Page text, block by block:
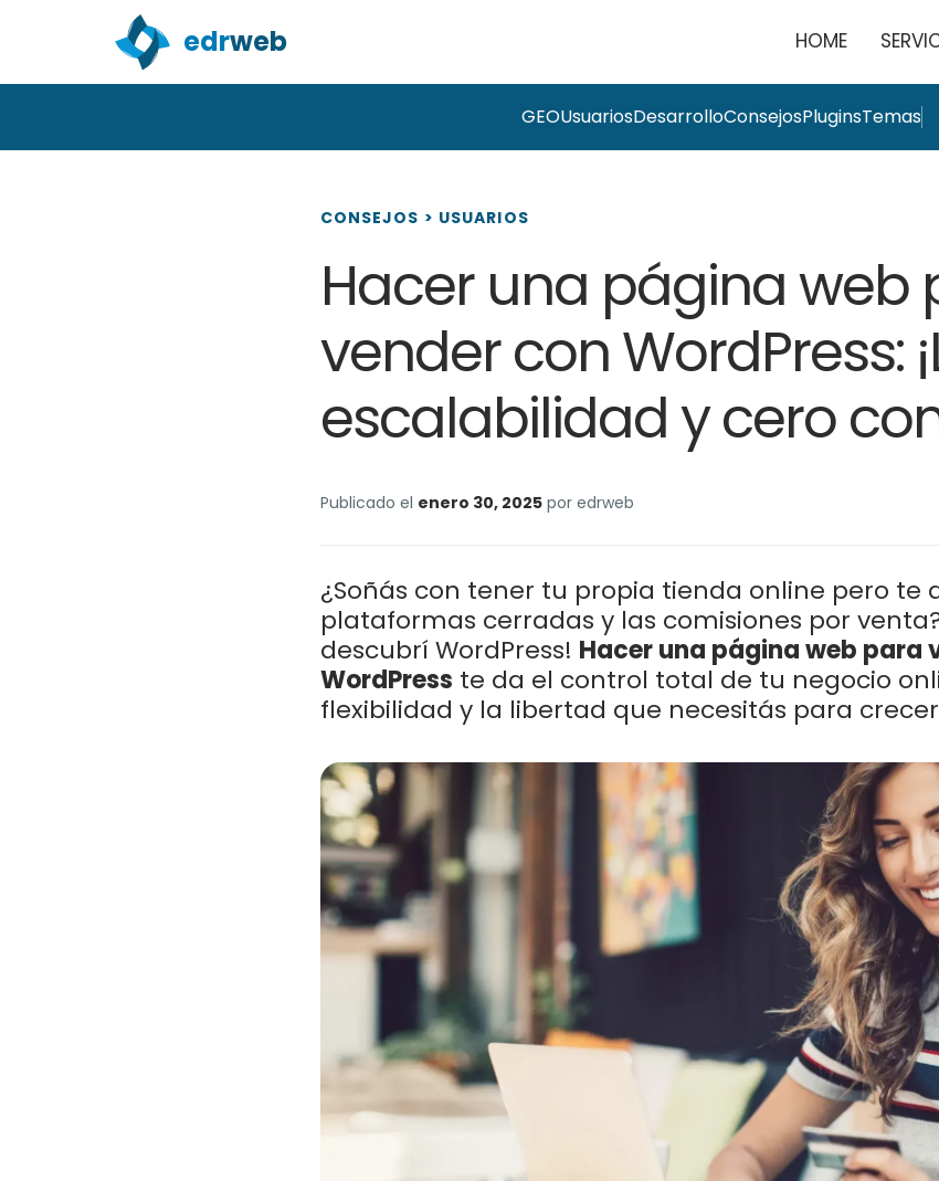
edrweb HOME
GEOUsuariosDesarrolloConsejosPluginsTemas
CONSEJOS > USUARIOS
Hacer una página web
vender con WordPress:
escalabilidad y cero
Publicado el enero 30, 2025por edrweb
¿Soñás con tener tu propia tienda online pero te
plataformas cerradas y las comisiones por
descubrí WordPress! Hacer una página web para
WordPress te da el control total de tu negocio
flexibilidad y la libertad que necesitás para